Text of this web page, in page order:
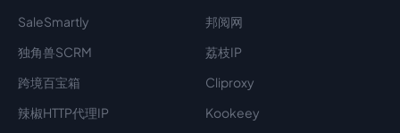
SaleSmartly
邦阅网
独角兽SCRM
荔枝IP
跨境百宝箱
Cliproxy
辣椒HTTP代理IP
Kookeey